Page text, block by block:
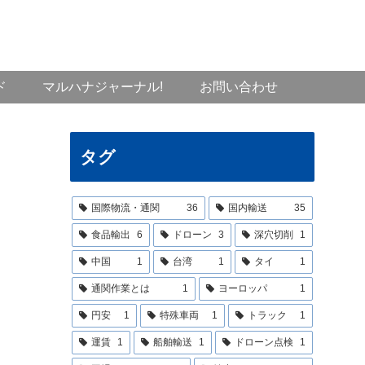
マルハナジャーナル! お問い合わせ
タグ
国際物流・通関 36 国内輸送 35
食品輸出 6 ドローン 3 深穴切削 1
中国 1 台湾 1 タイ 1
通関作業とは 1 ヨーロッパ 1
円安 1 特殊車両 1 トラック 1
運賃 1 船舶輸送 1 ドローン点検 1